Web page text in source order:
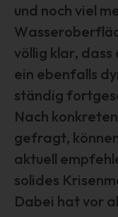
und noch viel
völlig klar,
ein ebenfalls
ständig
Nach
gefragt,
aktuell
solides
Dabei hat vor
Behörde,
unmittelbaren
des
k)
Einwilligung ist
für den
Form einer
bestätigenden
verstehen gibt,